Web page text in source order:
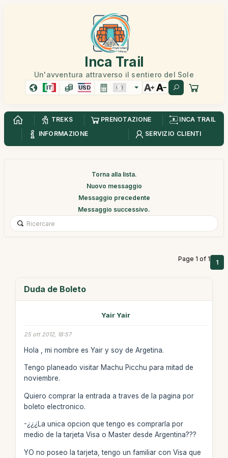
Inca Trail
Un'avventura attraverso il sentiero del Sole
IT USD
TREKS PRENOTAZIONE
INCA TRAIL
INFORMAZIONE
SERVIZIO CLIENTI
Torna alla lista.
Nuovo messaggio
Messaggio precedente
Messaggio successivo.
Page 1 of 1 1
Duda de Boleto
Yair Yair
25 ott 2012, 18:57
Hola , mi nombre es Yair y soy de Argetina.
Tengo planeado visitar Machu Picchu para mitad de
noviembre.
Quiero comprar la entrada a traves de la pagina por
boleto electronico.
-¿¿¿La unica opcion que tengo es comprarla por
medio de la tarjeta Visa o Master desde Argentina???
YO no poseo la tarjeta, tengo un familiar con Visa que